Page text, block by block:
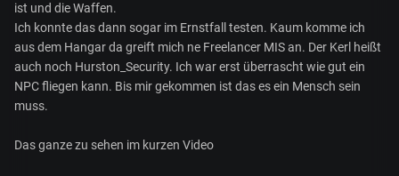
ist und die Waffen.
Ich konnte das dann sogar im Ernstfall testen. Kaum komme ich
aus dem Hangar da greift mich ne Freelancer MIS an. Der Kerl heißt
auch noch Hurston_Security. Ich war erst überrascht wie gut ein
NPC fliegen kann. Bis mir gekommen ist das es ein Mensch sein
muss.
Das ganze zu sehen im kurzen Video